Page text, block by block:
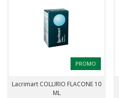
PROMO
Lacrimart COLLIRIO FLACONE 10
ML